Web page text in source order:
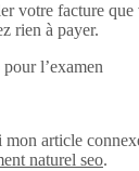
votre facture
rien à payer.
l’examen
mon article
naturel seo.